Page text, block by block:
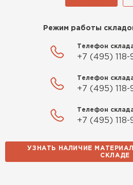
Режим работы
Телефон
+7 (495) 118-
Телефон
+7 (495)
Телефон
+7 (495)
УЗНАТЬ НАЛИЧИЕ
СКЛАДЕ